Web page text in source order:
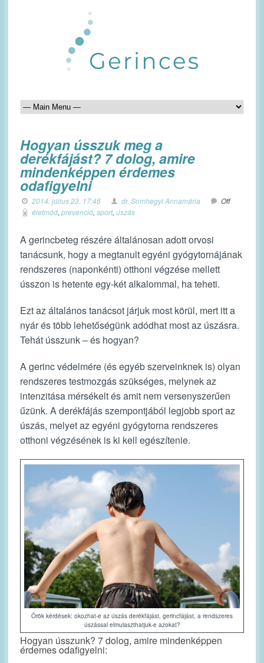
Hogyan ússzuk meg a
derékfájást? 7 dolog, amire
mindenképpen érdemes
odafigyelni
2014. július 23. 17:46 dr. Somhegyi Annamária
Off
életmód, prevenció, sport, úszás
A gerincbeteg részére általánosan adott orvosi
tanácsunk, hogy a megtanult egyéni gyógytornájának
rendszeres (naponkénti) otthoni végzése mellett
ússzon is hetente egy-két alkalommal, ha teheti.
Ezt az általános tanácsot járjuk most körül, mert itt a
nyár és több lehetőségünk adódhat most az úszásra.
Tehát ússzunk – és hogyan?
A gerinc védelmére (és egyéb szerveinknek is) olyan
rendszeres testmozgás szükséges, melynek az
intenzitása mérsékelt és amit nem versenyszerűen
űzünk. A derékfájás szempontjából legjobb sport az
úszás, melyet az egyéni gyógytorna rendszeres
otthoni végzésének is ki kell egészítenie.
Örök kérdések: okozhat-e az úszás derékfájást, gerincfájást, a rendszeres
úszással elmulaszthatjuk-e azokat?
Hogyan ússzunk? 7 dolog, amire mindenképpen
érdemes odafigyelni: